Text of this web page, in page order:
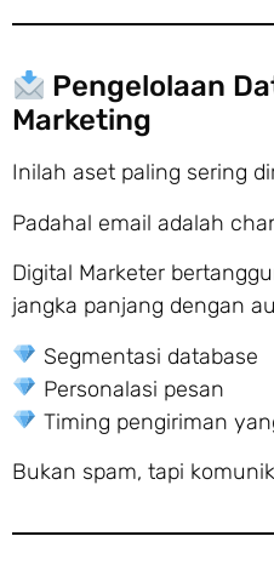
Pengelolaan
Marketing
Inilah aset paling sering
Padahal email adalah
Digital Marketer
jangka panjang dengan
Segmentasi database
Personalasi pesan
Timing pengiriman
Bukan spam, tapi